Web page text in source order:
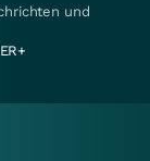
und